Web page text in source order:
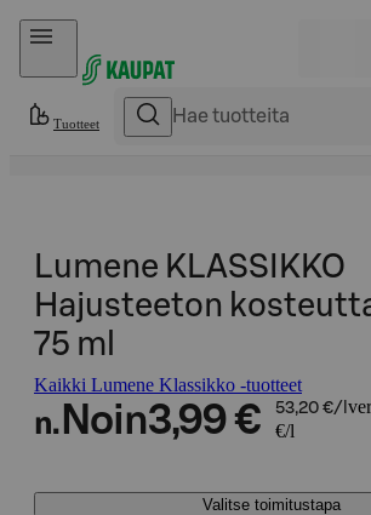
Hyppää sisältöön
Tuotteet
Lumene KLASSIKKO
Hajusteeton
75 ml
Kaikki Lumene Klassikko -tuotteet
n. Noin3,99 € 53,20 €/l
€/l
Valitse toimitustapa